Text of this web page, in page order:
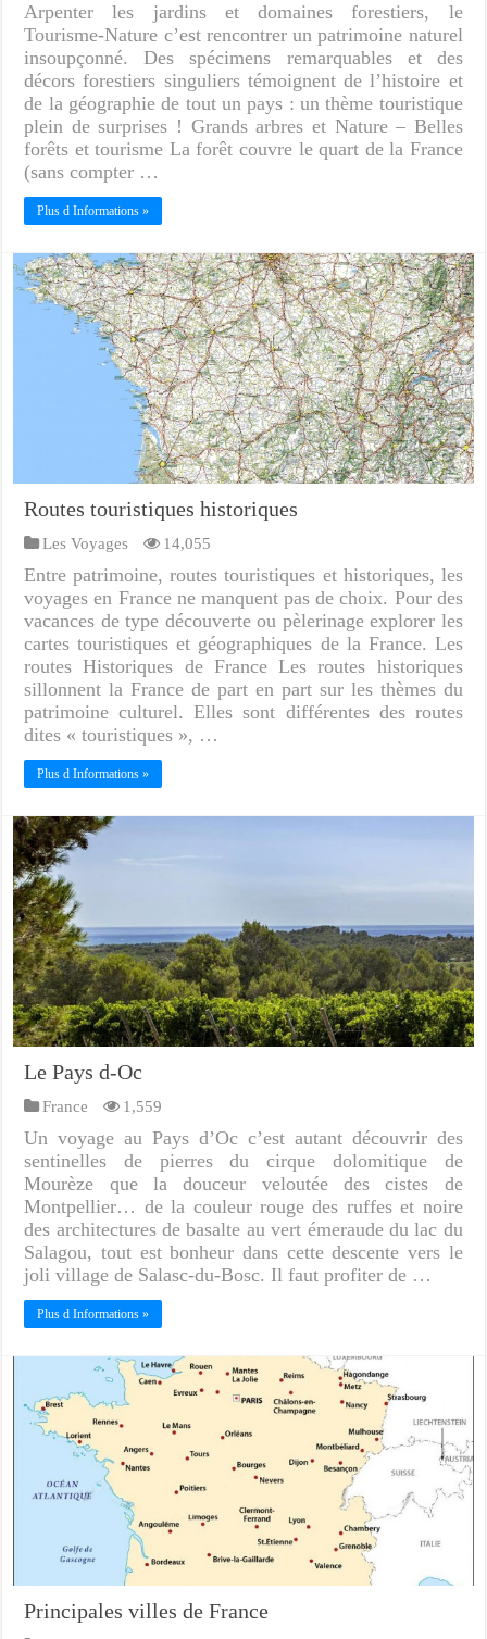
Arpenter les jardins et domaines forestiers, le
Tourisme-Nature c’est rencontrer un patrimoine naturel
insoupçonné. Des spécimens remarquables et des
décors forestiers singuliers témoignent de l’histoire et
de la géographie de tout un pays : un thème touristique
plein de surprises ! Grands arbres et Nature – Belles
forêts et tourisme La forêt couvre le quart de la France
(sans compter …
Plus d Informations »
Routes touristiques historiques
Les Voyages 14,055
Entre patrimoine, routes touristiques et historiques, les
voyages en France ne manquent pas de choix. Pour des
vacances de type découverte ou pèlerinage explorer les
cartes touristiques et géographiques de la France. Les
routes Historiques de France Les routes historiques
sillonnent la France de part en part sur les thèmes du
patrimoine culturel. Elles sont différentes des routes
dites « touristiques », …
Plus d Informations »
Le Pays d-Oc
France 1,559
Un voyage au Pays d’Oc c’est autant découvrir des
sentinelles de pierres du cirque dolomitique de
Mourèze que la douceur veloutée des cistes de
Montpellier… de la couleur rouge des ruffes et noire
des architectures de basalte au vert émeraude du lac du
Salagou, tout est bonheur dans cette descente vers le
joli village de Salasc-du-Bosc. Il faut profiter de …
Plus d Informations »
Principales villes de France